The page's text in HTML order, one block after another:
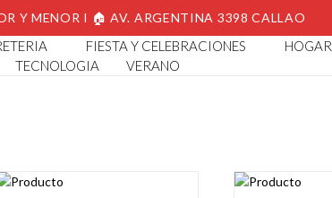
Y MENOR I 🏠 AV. ARGENTINA 3398 CALLAO
FIESTA Y CELEBRACIONES HOGAR
TECNOLOGIA VERANO